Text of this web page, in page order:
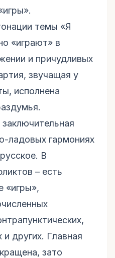
темы «Я
«играют» в
и причудливых
звучащая у
исполнена
ладовых гармониях
В
– есть
«игры»,
других. Главная
зато